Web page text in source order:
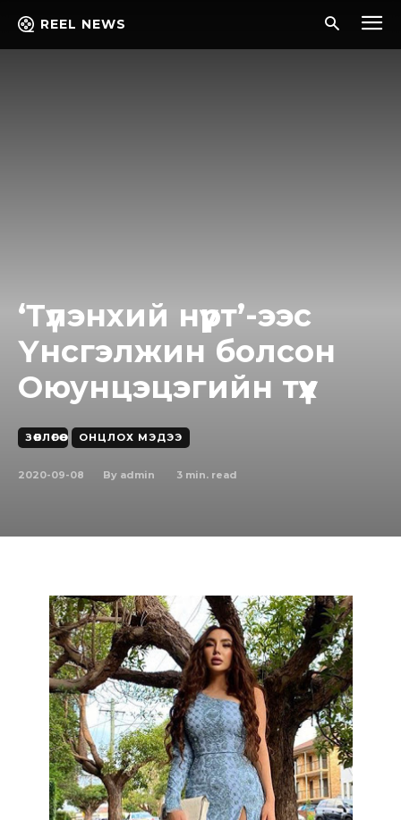
REEL NEWS
‘Түлэнхий нүүрт’-ээс
Үнсгэлжин болсон
Оюунцэцэгийн түүх
ЗӨВЛӨГӨӨ ОНЦЛОХ МЭДЭЭ
2020-09-08 By admin 3 min. read